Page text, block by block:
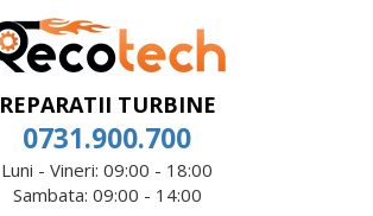
REPARATII TURBINE
0731.900.700
Luni - Vineri: 09:00 - 18:00
Sambata: 09:00 - 14:00